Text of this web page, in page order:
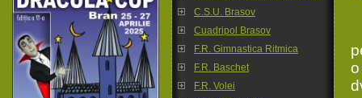
C.S.U. Brasov
Cuadripol Brasov
F.R. Gimnastica Ritmica
F.R. Baschet
F.R. Volei